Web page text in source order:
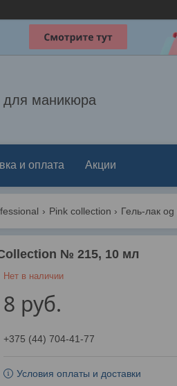
для маникюра
и оплата Акции
Pink collection
№ 215, 10 мл
Нет в наличии
8 руб.
+375 (44) 704-41-77
Условия оплаты и доставки